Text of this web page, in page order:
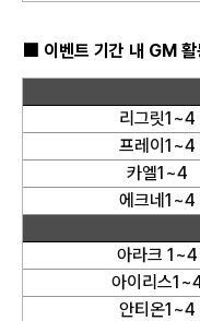
■ 이벤트 기간 내 GM 활
리그릿1~4
프레이1~4
카엘1~4
에크네1~4
아라크 1~4
아이리스
안티온1~4